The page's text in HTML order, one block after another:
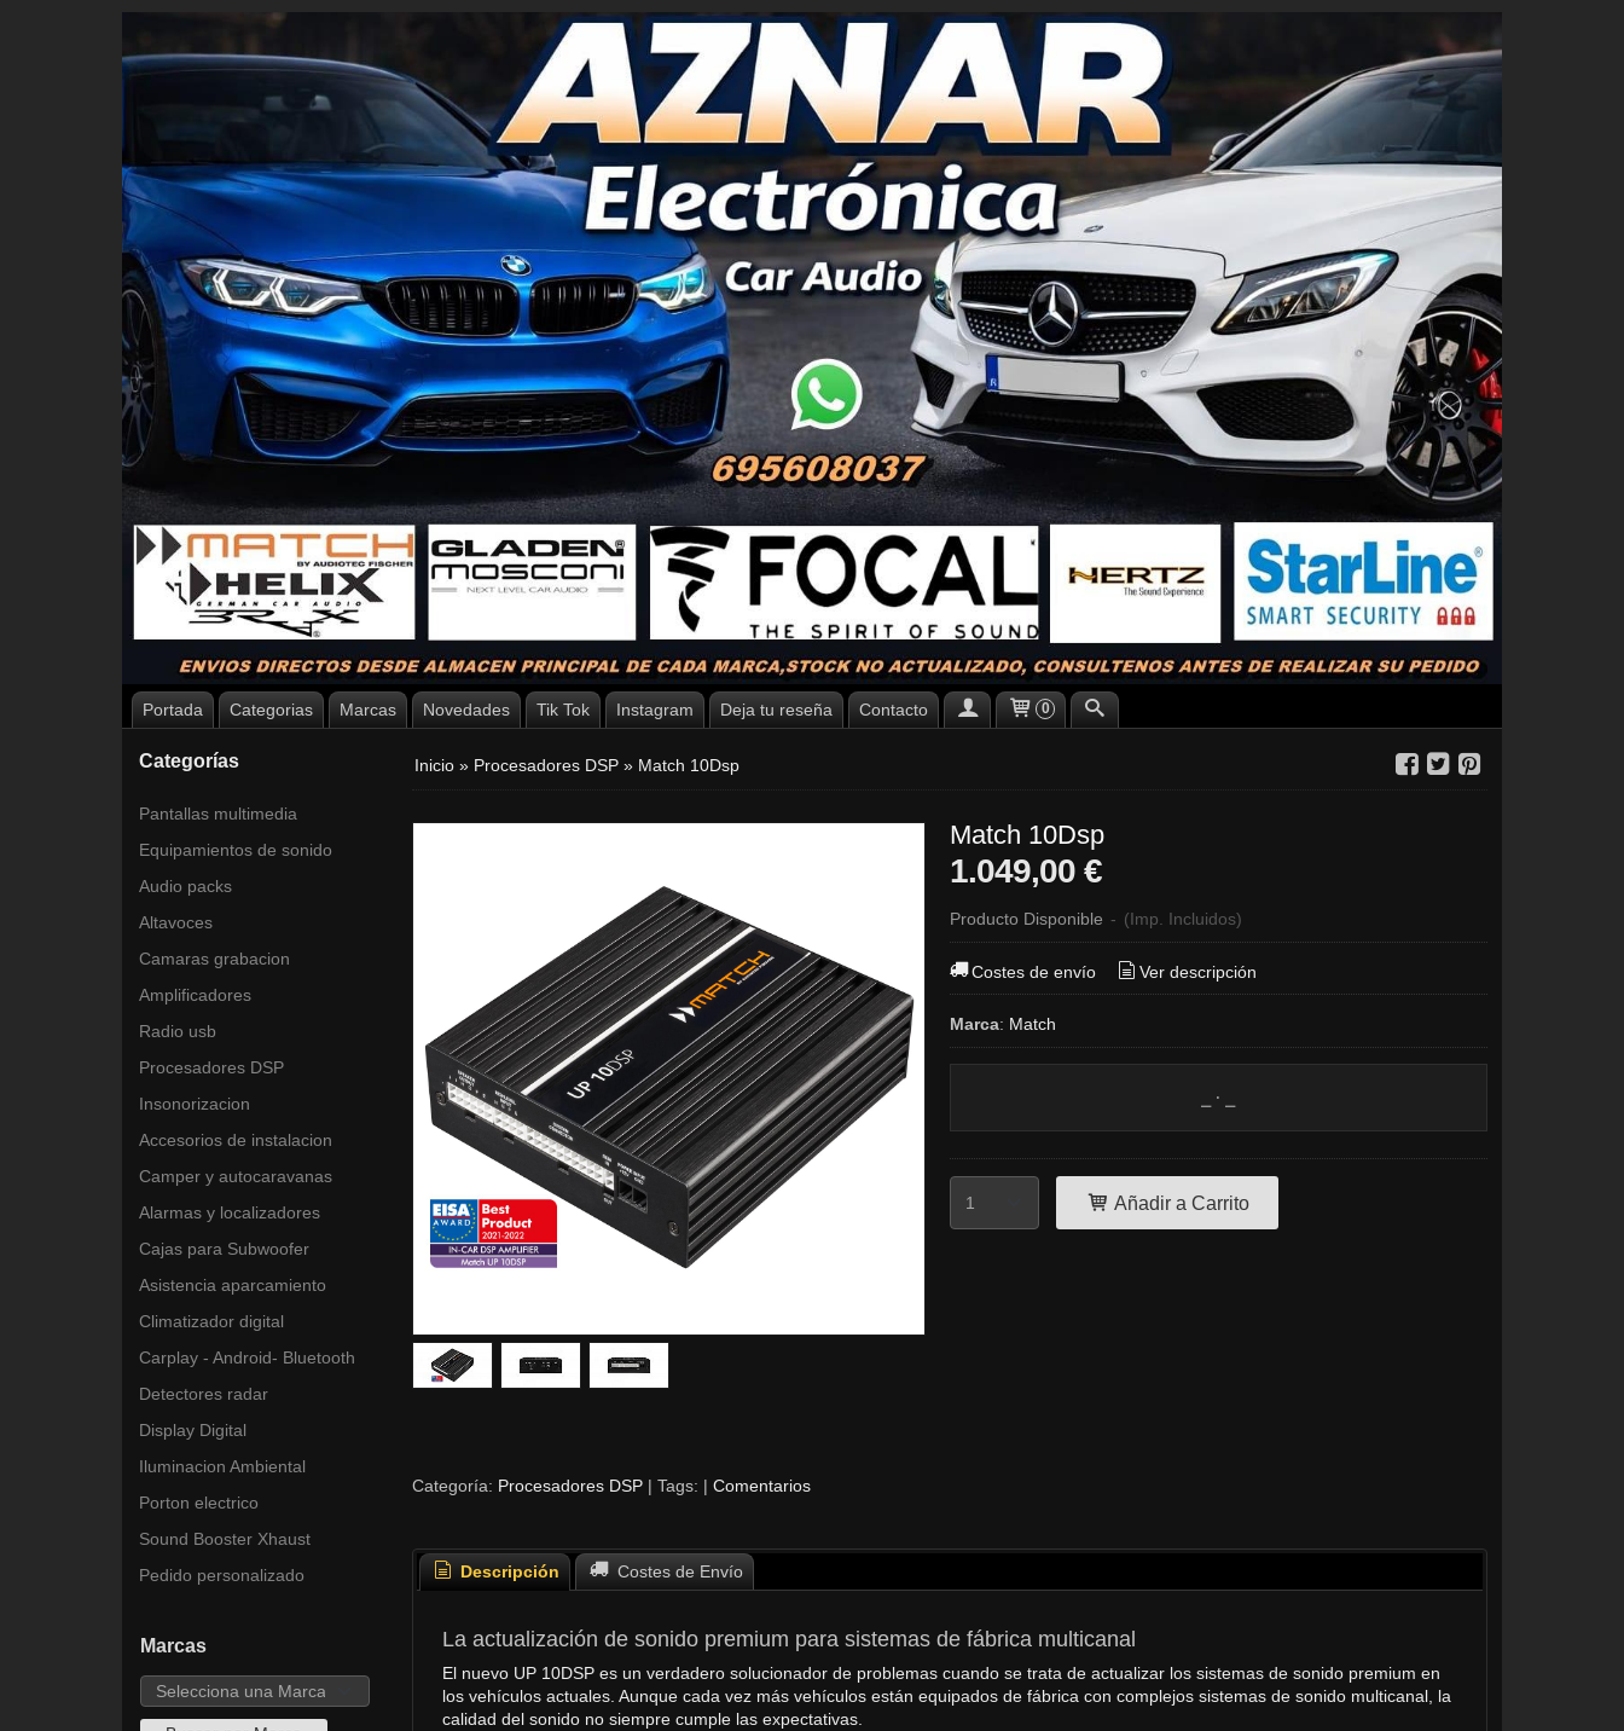
Portada Categorias Marcas Novedades Tik Tok Instagram Deja tu reseña Contacto 0
Categorías
Pantallas multimedia
Equipamientos de sonido
Audio packs
Altavoces
Camaras grabacion
Amplificadores
Radio usb
Procesadores DSP
Insonorizacion
Accesorios de instalacion
Camper y autocaravanas
Alarmas y localizadores
Cajas para Subwoofer
Asistencia aparcamiento
Climatizador digital
Carplay - Android- Bluetooth
Detectores radar
Display Digital
Iluminacion Ambiental
Porton electrico
Sound Booster Xhaust
Pedido personalizado
Marcas
Inicio» Procesadores DSP» Match 10Dsp
Match 10Dsp
1.049,00 €
Producto Disponible - (Imp. Incluidos)
Costes de envío Ver descripción
Marca: Match
Añadir a Carrito
Categoría: Procesadores DSP| Tags: | Comentarios
Descripción Costes de Envío
La actualización de sonido premium para sistemas de fábrica multicanal
El nuevo UP 10DSP es un verdadero solucionador de problemas cuando se trata de actualizar los sistemas de sonido premium en
los vehículos actuales. Aunque cada vez más vehículos están equipados de fábrica con complejos sistemas de sonido multicanal, la
calidad del sonido no siempre cumple las expectativas.